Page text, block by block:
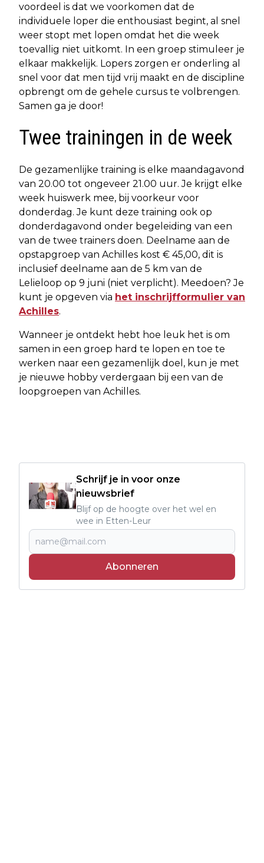
voordeel is dat we voorkomen dat de
individuele loper die enthousiast begint, al snel
weer stopt met lopen omdat het die week
toevallig niet uitkomt. In een groep stimuleer je
elkaar makkelijk. Lopers zorgen er onderling al
snel voor dat men tijd vrij maakt en de discipline
opbrengt om de gehele cursus te volbrengen.
Samen ga je door!
Twee trainingen in de week
De gezamenlijke training is elke maandagavond
van 20.00 tot ongeveer 21.00 uur. Je krijgt elke
week huiswerk mee, bij voorkeur voor
donderdag. Je kunt deze training ook op
donderdagavond onder begeleiding van een
van de twee trainers doen. Deelname aan de
opstapgroep van Achilles kost € 45,00, dit is
inclusief deelname aan de 5 km van de
Lelieloop op 9 juni (niet verplicht). Meedoen? Je
kunt je opgeven via het inschrijfformulier van
Achilles.
Wanneer je ontdekt hebt hoe leuk het is om
samen in een groep hard te lopen en toe te
werken naar een gezamenlijk doel, kun je met
je nieuwe hobby verdergaan bij een van de
loopgroepen van Achilles.
Schrijf je in voor onze
nieuwsbrief
Blijf op de hoogte over het wel en
wee in Etten-Leur
Abonneren